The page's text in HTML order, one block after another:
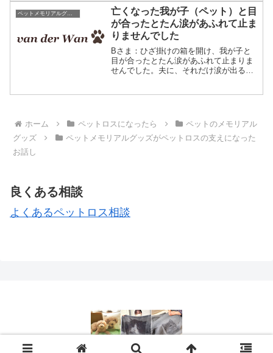
亡くなった我が子（ペット）と目
が合ったとたん涙があふれて止ま
りませんでした
Bさま：ひざ掛けの箱を開け、我が子と
目が合ったとたん涙があふれて止まりま
せんでした。夫に、それだけ涙が出るほ
ホーム
ペットロスになったら
ペットのメモリアル
グッズ
ペットメモリアルグッズがペットロスの支えになった
お話し
良くある相談
よくあるペットロス相談